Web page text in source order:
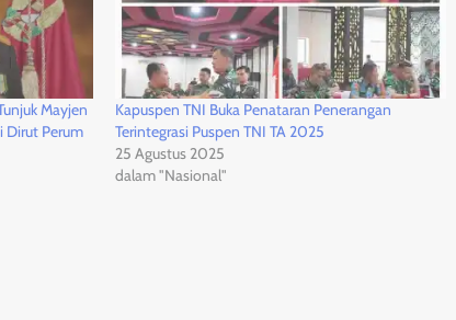
Mayjen
Dirut Perum
Kapuspen TNI Buka Penataran Penerangan
Terintegrasi Puspen TNI TA 2025
25 Agustus 2025
dalam "Nasional"